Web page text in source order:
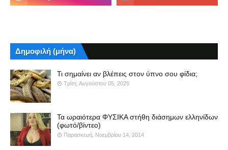
Δημοφιλή (μήνα)
Τι σημαίνει αν βλέπεις στον ύπνο σου φίδια;
Τρίτη, Αυγούστου 05, 2025
Τα ωραιότερα ΦΥΣΙΚΑ στήθη διάσημων ελληνίδων
(φωτό/βίντεο)
Παρασκευή, Νοεμβρίου 14, 2014